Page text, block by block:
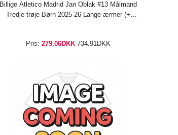
Billige Atletico Madrid Jan Oblak #13 Målmand
Tredje trøje Børn 2025-26 Lange ærmer (+
Pris: 279.06DKK 734.91DKK